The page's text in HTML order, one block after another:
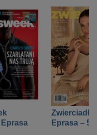
Eprasa
Zwierciadło
Eprasa – 5/